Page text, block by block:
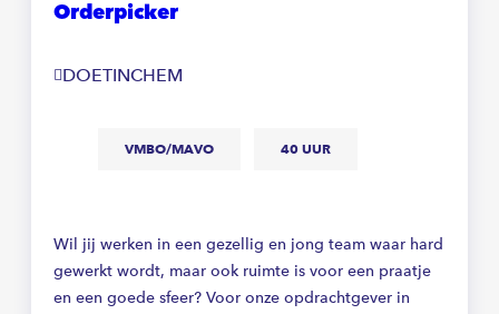
Orderpicker
DOETINCHEM
VMBO/MAVO 40 UUR
Wil jij werken in een gezellig en jong team waar hard
gewerkt wordt, maar ook ruimte is voor een praatje
en een goede sfeer? Voor onze opdrachtgever in